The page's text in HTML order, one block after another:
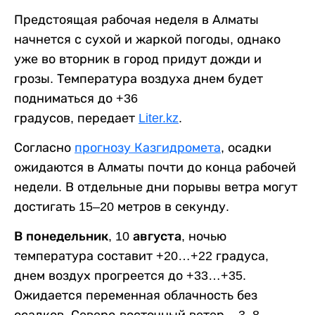
Предстоящая рабочая неделя в Алматы
начнется с сухой и жаркой погоды, однако
уже во вторник в город придут дожди и
грозы. Температура воздуха днем будет
подниматься до +36
градусов, передает Liter.kz.
Согласно прогнозу Казгидромета, осадки
ожидаются в Алматы почти до конца рабочей
недели. В отдельные дни порывы ветра могут
достигать 15–20 метров в секунду.
В понедельник, 10 августа, ночью
температура составит +20…+22 градуса,
днем воздух прогреется до +33…+35.
Ожидается переменная облачность без